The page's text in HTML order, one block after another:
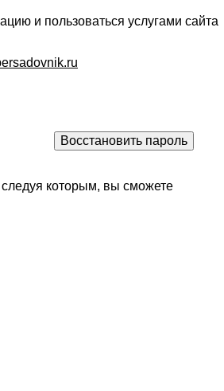
и пользоваться услугами сайта
следуя которым, вы сможете